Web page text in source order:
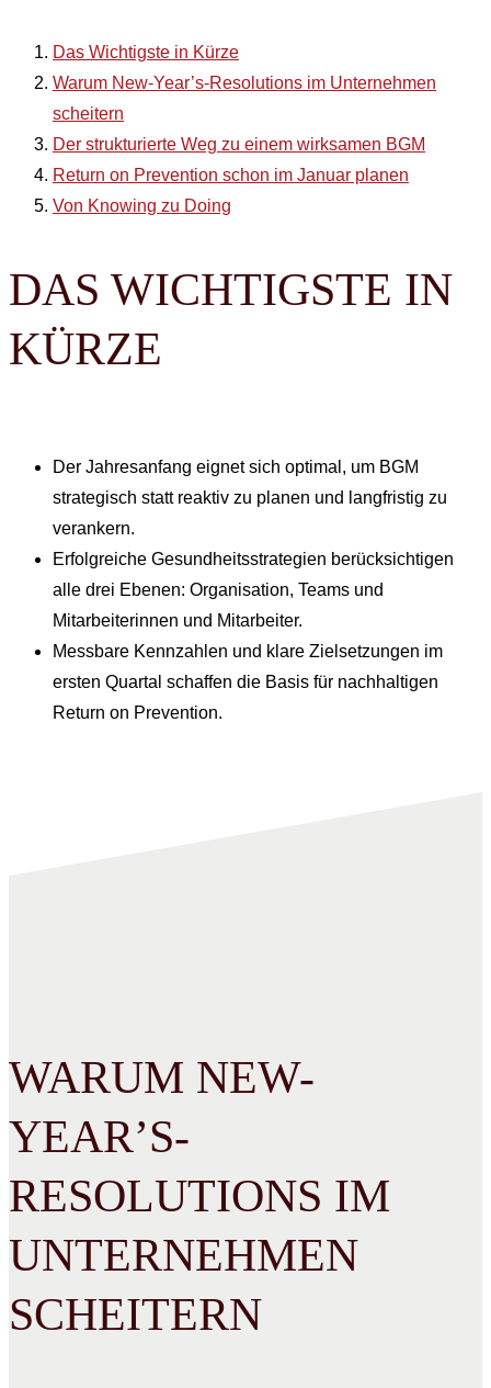
Das Wichtigste in Kürze
Warum New-Year’s-Resolutions im Unternehmen
scheitern
Der strukturierte Weg zu einem wirksamen BGM
Return on Prevention schon im Januar planen
Von Knowing zu Doing
DAS WICHTIGSTE IN
KÜRZE
Der Jahresanfang eignet sich optimal, um BGM
strategisch statt reaktiv zu planen und langfristig zu
verankern.
Erfolgreiche Gesundheitsstrategien berücksichtigen
alle drei Ebenen: Organisation, Teams und
Mitarbeiterinnen und Mitarbeiter.
Messbare Kennzahlen und klare Zielsetzungen im
ersten Quartal schaffen die Basis für nachhaltigen
Return on Prevention.
WARUM NEW-
YEAR’S-
RESOLUTIONS IM
UNTERNEHMEN
SCHEITERN